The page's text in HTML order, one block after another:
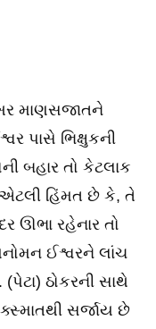
માણસજાતને
પાસે ભિક્ષુકની
બહાર તો કેટલાક
એટલી હિંમત છે કે, તે
ઊભા રહેનાર તો
ઈશ્વરને લાંચ
ઠોકરની સાથે
સર્જાય છે